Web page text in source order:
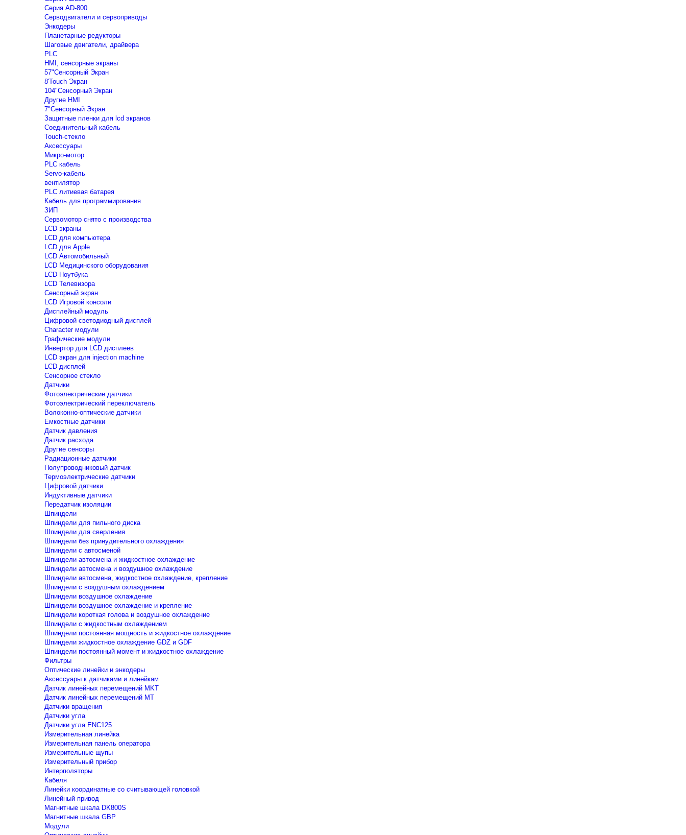
Серия AD-800
Серводвигатели и сервоприводы
Энкодеры
Планетарные редукторы
Шаговые двигатели, драйвера
PLC
HMI, сенсорные экраны
57"Сенсорный Экран
8'Touch Экран
104"Сенсорный Экран
Другие HMI
7"Сенсорный Экран
Защитные пленки для lcd экранов
Соединительный кабель
Touch-стекло
Аксессуары
Микро-мотор
PLC кабель
Servo-кабель
вентилятор
PLC литиевая батарея
Кабель для программирования
ЗИП
Сервомотор снято с производства
LCD экраны
LCD для компьютера
LCD для Apple
LCD Автомобильный
LCD Медицинского оборудования
LCD Ноутбука
LCD Телевизора
Сенсорный экран
LCD Игровой консоли
Дисплейный модуль
Цифровой светодиодный дисплей
Сharacter модули
Графические модули
Инвертор для LCD дисплеев
LCD экран для injection machine
LCD дисплей
Сенсорное стекло
Датчики
Фотоэлектрические датчики
Фотоэлектрический переключатель
Волоконно-оптические датчики
Емкостные датчики
Датчик давления
Датчик расхода
Другие сенсоры
Радиационные датчики
Полупроводниковый датчик
Термоэлектрические датчики
Цифровой датчики
Индуктивные датчики
Передатчик изоляции
Шпиндели
Шпиндели для пильного диска
Шпиндели для сверления
Шпиндели без принудительного охлаждения
Шпиндели с автосменой
Шпиндели автосмена и жидкостное охлаждение
Шпиндели автосмена и воздушное охлаждение
Шпиндели автосмена, жидкостное охлаждение, крепление
Шпиндели с воздушным охлаждением
Шпиндели воздушное охлаждение
Шпиндели воздушное охлаждение и крепление
Шпиндели короткая голова и воздушное охлаждение
Шпиндели с жидкостным охлаждением
Шпиндели постоянная мощность и жидкостное охлаждение
Шпиндели жидкостное охлаждение GDZ и GDF
Шпиндели постоянный момент и жидкостное охлаждение
Фильтры
Оптические линейки и энкодеры
Аксессуары к датчиками и линейкам
Датчик линейных перемещений MKT
Датчик линейных перемещений MT
Датчики вращения
Датчики угла
Датчики угла ENC125
Измерительная линейка
Измерительная панель оператора
Измерительные щупы
Измерительный прибор
Интерполяторы
Кабеля
Линейки координатные со считывающей головкой
Линейный привод
Магнитные шкала DK800S
Магнитные шкала GBP
Модули